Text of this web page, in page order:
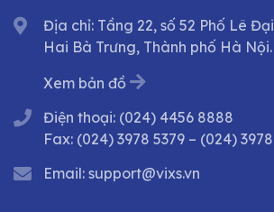
Địa chỉ: Tầng 22, số 52 Phố Lê
Hai Bà Trưng, Thành phố Hà Nội.
Xem bản đồ
Điện thoại: (024) 4456 8888
Fax: (024) 3978 5379 – (024)
Email: support@vixs.vn